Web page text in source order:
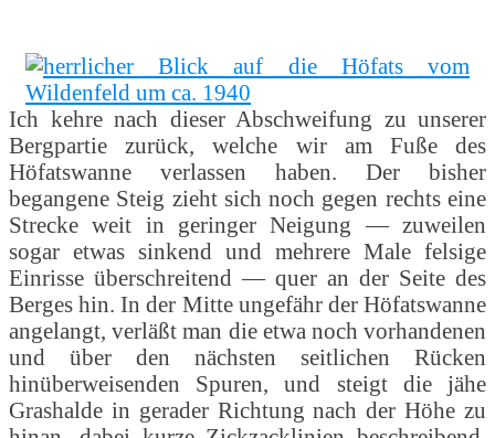
Ich kehre nach dieser Abschweifung zu unserer
Bergpartie zurück, welche wir am Fuße des
Höfatswanne verlassen haben. Der bisher
begangene Steig zieht sich noch gegen rechts eine
Strecke weit in geringer Neigung — zuweilen
sogar etwas sinkend und mehrere Male felsige
Einrisse überschreitend — quer an der Seite des
Berges hin. In der Mitte ungefähr der Höfatswanne
angelangt, verläßt man die etwa noch vorhandenen
und über den nächsten seitlichen Rücken
hinüberweisenden Spuren, und steigt die jähe
Grashalde in gerader Richtung nach der Höhe zu